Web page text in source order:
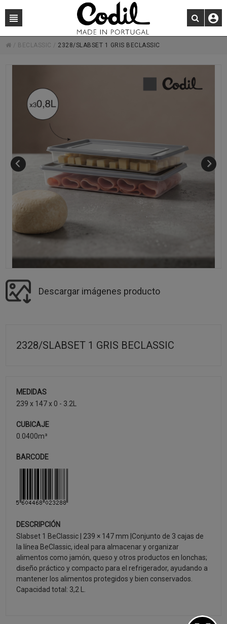
/ BECLASSIC / 2328/SLABSET 1 GRIS BECLASSIC
Descargar imágenes producto
2328/SLABSET 1 GRIS BECLASSIC
MEDIDAS
239 x 147 x 0 - 3.2L
CUBICAJE
0.0400m³
BARCODE
DESCRIPCIÓN
Slabset 1 BeClassic | 239 × 147 mm |Conjunto de 3 cajas de
la línea BeClassic, ideal para almacenar y organizar
alimentos como jamón, queso y otros productos en lonchas;
diseño práctico y compacto para el refrigerador, ayudando a
mantener los alimentos protegidos y bien conservados.
Capacidad total: 3,2 L.